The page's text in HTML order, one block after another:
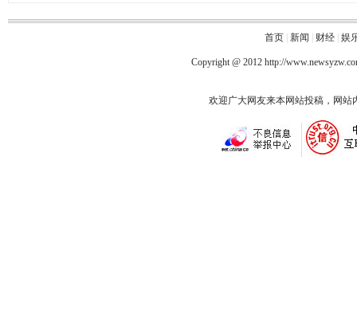
首页| 新闻 财经| 娱
Copyright @ 2012 http://
欢迎广大网友来本网站投稿，网站